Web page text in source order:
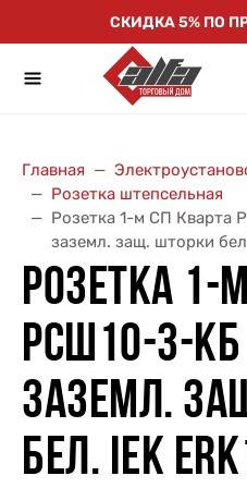
СКИДКА 5% ПО
Главная
Розетка штепсельная
Розетка 1-м СП Кварта
заземл. защ. шторки
РОЗЕТКА 1-
РСШ10-3-КБ
ЗАЗЕМЛ.
БЕЛ. IEK